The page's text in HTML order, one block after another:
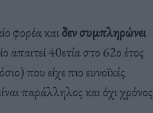
φορέα καιδεν συμπληρώνει
40ετία στο 62ο έτος
που είχε πιο ευνοϊκές
παράλληλος και όχι χρόνος